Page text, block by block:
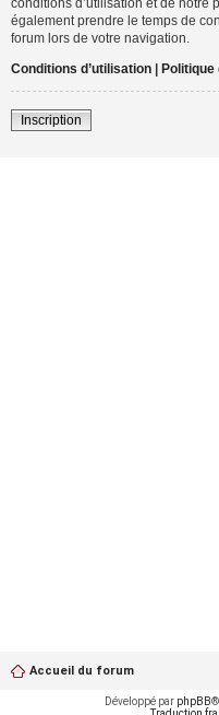
également prendre le temps de
forum lors de votre navigation.
Conditions d’utilisation | Politique
Inscription
Accueil du forum
Développé par phpBB®